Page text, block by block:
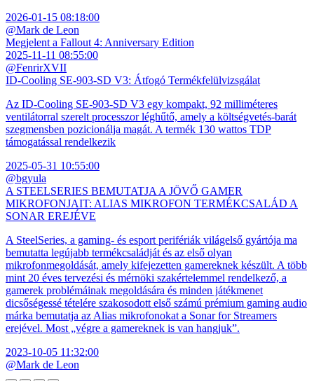
2026-01-15 08:18:00
@Mark de Leon
Megjelent a Fallout 4: Anniversary Edition
2025-11-11 08:55:00
@FenrirXVII
ID-Cooling SE-903-SD V3: Átfogó Termékfelülvizsgálat
Az ID-Cooling SE-903-SD V3 egy kompakt, 92 milliméteres
ventilátorral szerelt processzor léghűtő, amely a költségvetés-barát
szegmensben pozicionálja magát. A termék 130 wattos TDP
támogatással rendelkezik
2025-05-31 10:55:00
@bgyula
A STEELSERIES BEMUTATJA A JÖVŐ GAMER
MIKROFONJAIT: ALIAS MIKROFON TERMÉKCSALÁD A
SONAR EREJÉVE
A SteelSeries, a gaming- és esport perifériák világelső gyártója ma
bemutatta legújabb termékcsaládját és az első olyan
mikrofonmegoldását, amely kifejezetten gamereknek készült. A több
mint 20 éves tervezési és mérnöki szakértelemmel rendelkező, a
gamerek problémáinak megoldására és minden játékmenet
dicsőségessé tételére szakosodott első számú prémium gaming audio
márka bemutatja az Alias mikrofonokat a Sonar for Streamers
erejével. Most „végre a gamereknek is van hangjuk”.
2023-10-05 11:32:00
@Mark de Leon